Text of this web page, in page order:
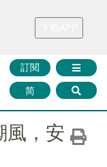
財華證券 媒體矩陣
訂閱
简
風，安